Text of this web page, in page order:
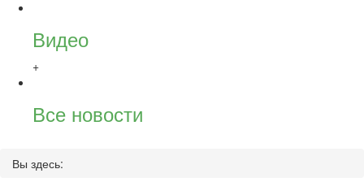
Видео
+
Все новости
Вы здесь: